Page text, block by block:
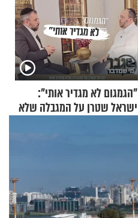
"הגמגום לא מגדיר אותי":
ישראל שטרן על המגבלה שלא